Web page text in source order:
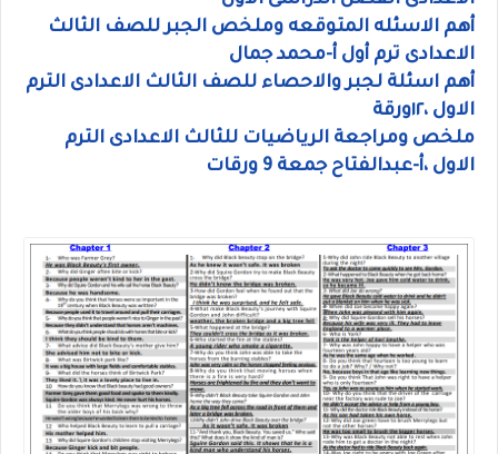
أهم الاسئله المتوقعه وملخص الجبر للصف الثالث
الاعدادى ترم أول أ-محمد جمال
أهم اسئلة لجبر والاحصاء للصف الثالث الاعدادى الترم
الاول ،١٢ورقة
ملخص ومراجعة الرياضيات للثالث الاعدادى الترم
الاول ،أ-عبدالفتاح جمعة 9 ورقات